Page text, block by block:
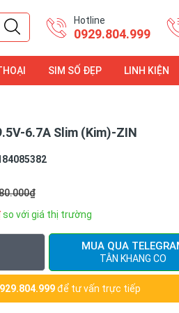
Hotline
0929.804.999
SIM SỐ ĐẸP LINH KIỆN
6.7A Slim (Kim)-ZIN
so với giá thị trường
MUA QUA
TÂN KHANG CO
để tư vấn trực tiếp